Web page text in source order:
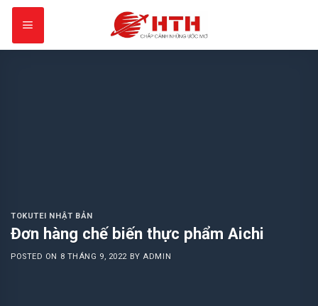
Skip
content
TOKUTEI NHẬT BẢN
Đơn hàng chế biến thực phẩm Aichi
POSTED ON 8 THÁNG 9, 2022 BYADMIN